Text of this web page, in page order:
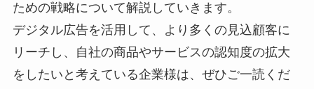
ための戦略について解説していきます。
デジタル広告を活用して、より多くの見込顧客に
リーチし、自社の商品やサービスの認知度の拡大
をしたいと考えている企業様は、ぜひご一読くだ